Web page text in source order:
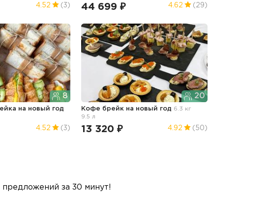
4.52 (3) 44 699 ₽ 4.62 (29)
8
на новый год
4.52 (3)
20
Кофе брейк на новый год 6.3 кг
9.5 л
13 320 ₽ 4.92 (50)
за 30 минут!